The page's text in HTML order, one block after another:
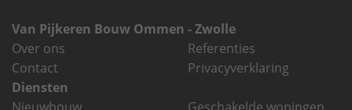
Van Pijkeren Bouw Ommen - Zwolle
Over ons
Contact
Referenties
Privacyverklaring
Diensten